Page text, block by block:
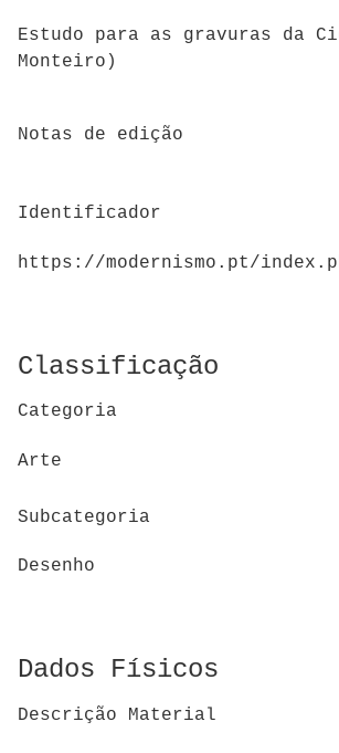
Estudo para as gravuras da
Monteiro)
Notas de edição
Identificador
https://modernismo.pt/
Classificação
Categoria
Arte
Subcategoria
Desenho
Dados Físicos
Descrição Material